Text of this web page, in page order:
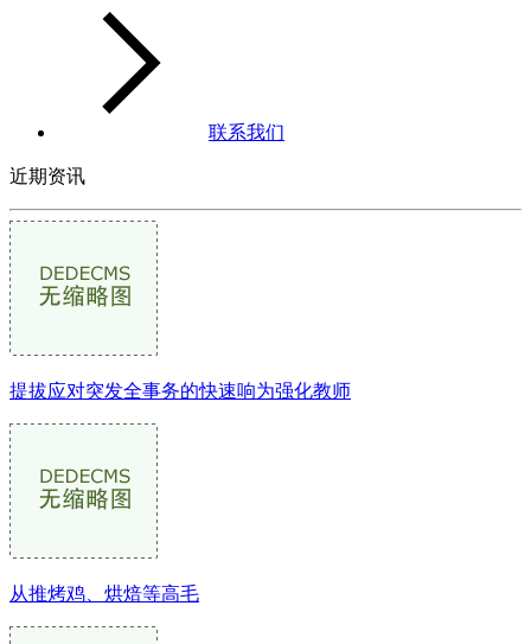
联系我们
近期资讯
提拔应对突发全事务的快速响为强化教师
从推烤鸡、烘焙等高毛